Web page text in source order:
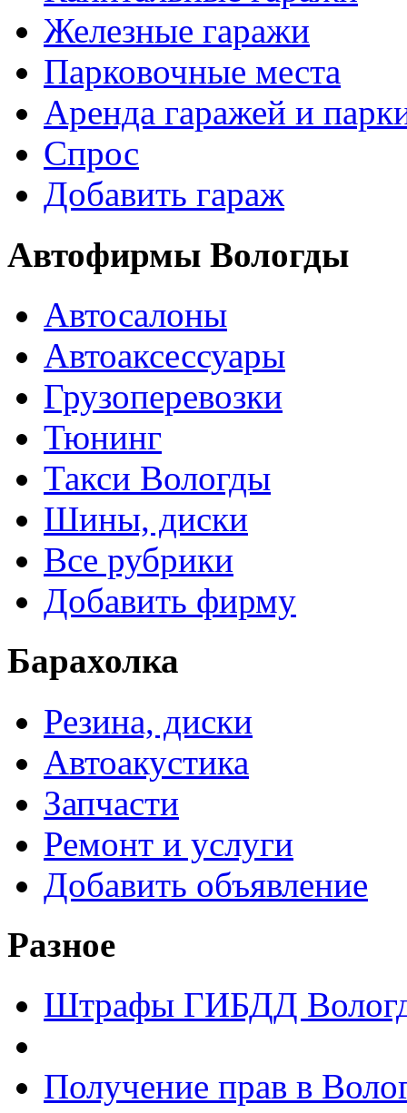
Железные гаражи
Парковочные места
Аренда гаражей и
Спрос
Добавить гараж
Автофирмы Вологды
Автосалоны
Автоаксессуары
Грузоперевозки
Тюнинг
Такси Вологды
Шины, диски
Все рубрики
Добавить фирму
Барахолка
Резина, диски
Автоакустика
Запчасти
Ремонт и услуги
Добавить объявление
Разное
Штрафы ГИБДД
Получение прав в